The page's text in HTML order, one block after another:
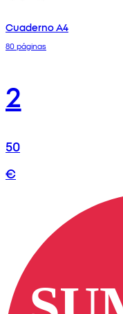
Cuaderno A4
80 páginas
2
50
€